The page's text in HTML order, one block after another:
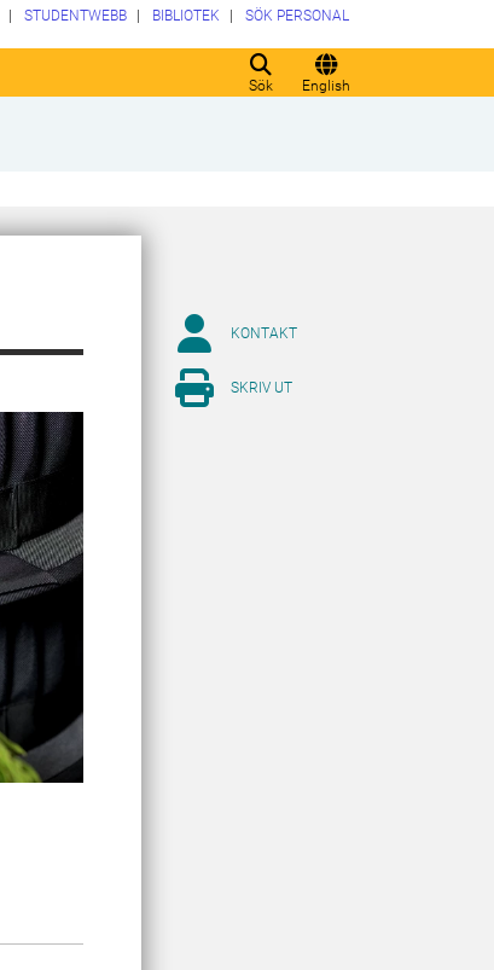
Sök English
STUDENTWEBB BIBLIOTEK SÖK PERSONAL
KONTAKT
SKRIV UT